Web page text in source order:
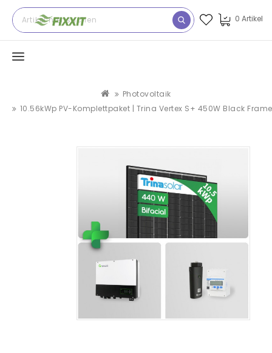
0 Artikel
Photovoltaik
10.56kWp PV-Komplettpaket | Trina Vertex S+ 450W Black